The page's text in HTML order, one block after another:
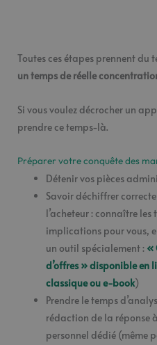
Toutes ces étapes prennent du
un temps de réelle
Si vous voulez décrocher un
prendre ce temps-là.
Préparer votre conquête des
Détenir vos pièces
Savoir déchiffrer
l’acheteur : connaître les
implications pour vous,
un outil spécialement : «
d’offres » disponible en
classique ou e-book)
Prendre le temps
rédaction de la réponse
personnel dédié (même